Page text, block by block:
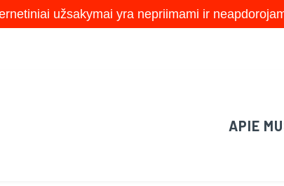
užsakymai yra nepriimami ir
APIE